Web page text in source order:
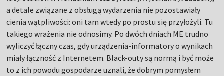
a detale związane z obsługą wydarzenia nie pozostawiały
cienia wątpliwości: oni tam wtedy po prostu się przyłożyli. Tu
takiego wrażenia nie odnosimy. Po dwóch dniach ME trudno
wyliczyć łączny czas, gdy urządzenia-informatory o wynikach
miały łączność z Internetem. Black-outy są normą i być może
to z ich powodu gospodarze uznali, że dobrym pomysłem